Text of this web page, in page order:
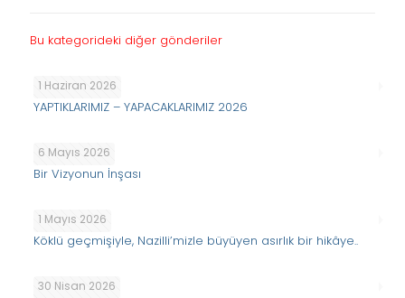
Bu kategorideki diğer gönderiler
1 Haziran 2026
YAPTIKLARIMIZ – YAPACAKLARIMIZ 2026
6 Mayıs 2026
Bir Vizyonun İnşası
1 Mayıs 2026
Köklü geçmişiyle, Nazilli’mizle büyüyen asırlık bir hikâye..
30 Nisan 2026